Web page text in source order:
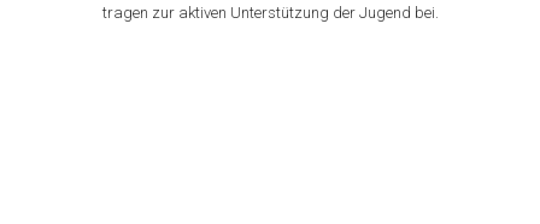
tragen zur aktiven Unterstützung der Jugend bei.